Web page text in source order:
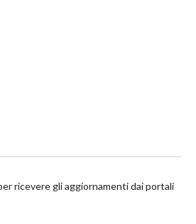
ricevere gli aggiornamenti dai portali